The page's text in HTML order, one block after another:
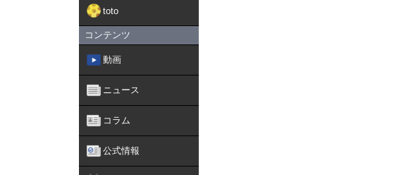
toto
コンテンツ
動画
ニュース
コラム
公式情報